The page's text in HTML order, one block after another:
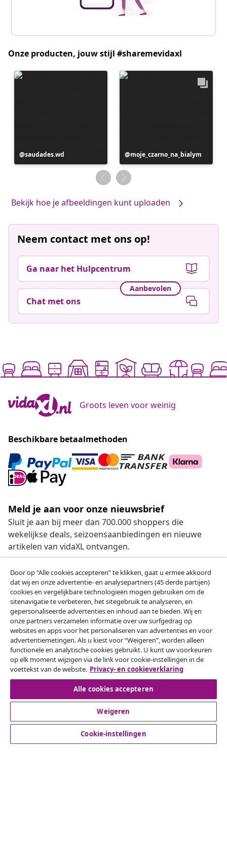
Onze producten, jouw stijl #sharemevidaxl
Bericht
gepubliceerd
saudades.wd
Bericht
gepubliceerd
door
moje_czarno_na_bialym
Bekijk hoe je afbeeldingen kunt uploaden
Neem contact met ons op!
Ga naar het Hulpcentrum
Aanbevolen
Chat met ons
Groots leven voor weinig
Beschikbare betaalmethoden
Meld je aan voor onze nieuwsbrief
Sluit je aan bij meer dan 700.000 shoppers die
wekelijkse deals, seizoensaanbiedingen en nieuwe
artikelen van vidaXL ontvangen.
Onze sociale media
Herroeping van de overeenkomst
Een annulering voor je bestelling indienen
Herroeping van de overeenkomst
Klantenservice
Door op “Alle cookies accepteren” te klikken, gaat u ermee akkoord
dat wij en onze advertentie- en analysepartners (45 derde partijen)
cookies en vergelijkbare technologieën mogen gebruiken om de
sitenavigatie te verbeteren, het sitegebruik te analyseren, en
gepersonaliseerde advertenties en inhoud aan te bieden. Wij en
onze partners verzamelen informatie over uw surfgedrag op
websites en apps voor het personaliseren van advertenties en voor
advertentiemetingen. Als u kiest voor “Weigeren”, worden alleen
functionele en analytische cookies gebruikt. U kunt uw voorkeuren
op elk moment wijzigen via de link voor cookie-instellingen in de
voettekst van de website. Privacy- en cookieverklaring
Alle cookies accepteren
Weigeren
Cookie-instellingen